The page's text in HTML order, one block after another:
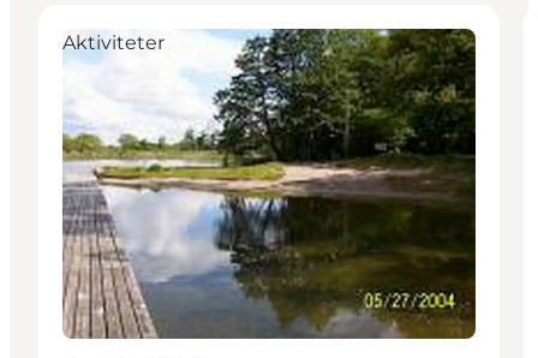
Aktiviteter